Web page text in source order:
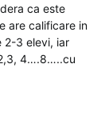
ca este
are calificare in
2-3 elevi, iar
4….8…..cu